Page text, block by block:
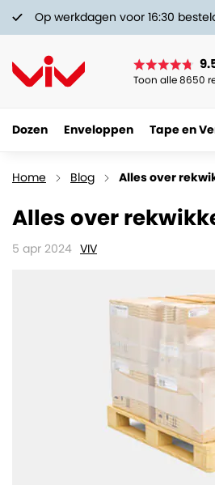
Op werkdagen voor 16:30
Toon alle 8650
Dozen Enveloppen Tape en
Home Blog Alles over
Alles over
5 apr 2024 VIV